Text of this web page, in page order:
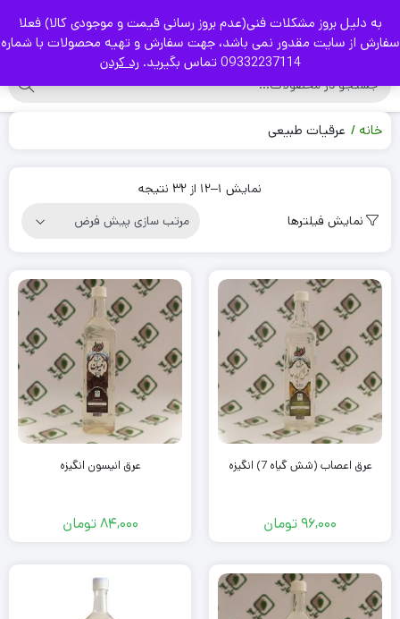
به دلیل بروز مشکلات فنی(عدم بروز رسانی قیمت و موجودی کالا) فعلا
سفارش از سایت مقدور نمی باشد، جهت سفارش و تهیه محصولات با شماره
09332237114 تماس بگیرید.
رد کردن
|
خانه عرقیات طبیعی
نمایش 1–12 از 32 نتیجه
نمایش فیلترها
عرق اعصاب (شش گیاه 7) انگیزه
96,000تومان
عرق انیسون انگیزه
84,000تومان